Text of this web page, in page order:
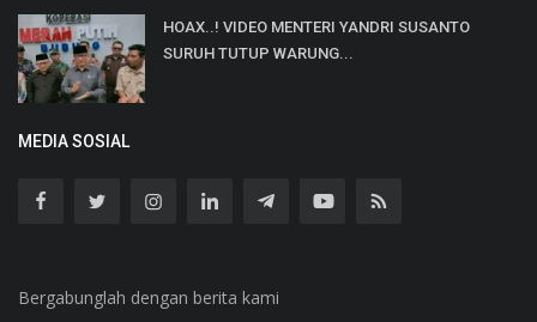
HOAX..! VIDEO MENTERI YANDRI SUSANTO
SURUH TUTUP WARUNG...
MEDIA SOSIAL
Bergabunglah dengan berita kami